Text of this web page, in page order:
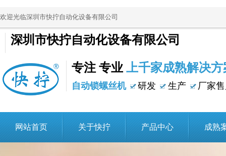
欢迎光临深圳市快拧自动化设备有限公司
深圳市快拧自动化设备有限公司
专注 专业 上千家成熟解决方
自动锁螺丝机 研发 生产 厂家
网站首页 关于快拧 产品中心 成熟